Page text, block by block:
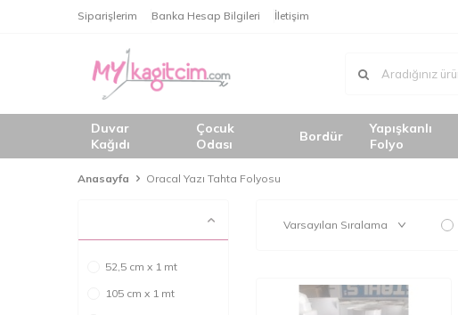
Siparişlerim Banka Hesap Bilgileri İletişim
Duvar
Kağıdı
Çocuk
Odası
Bordür
Yapışkanlı
Folyo
Anasayfa Oracal Yazı Tahta Folyosu
52,5 cm x 1 mt
105 cm x 1 mt